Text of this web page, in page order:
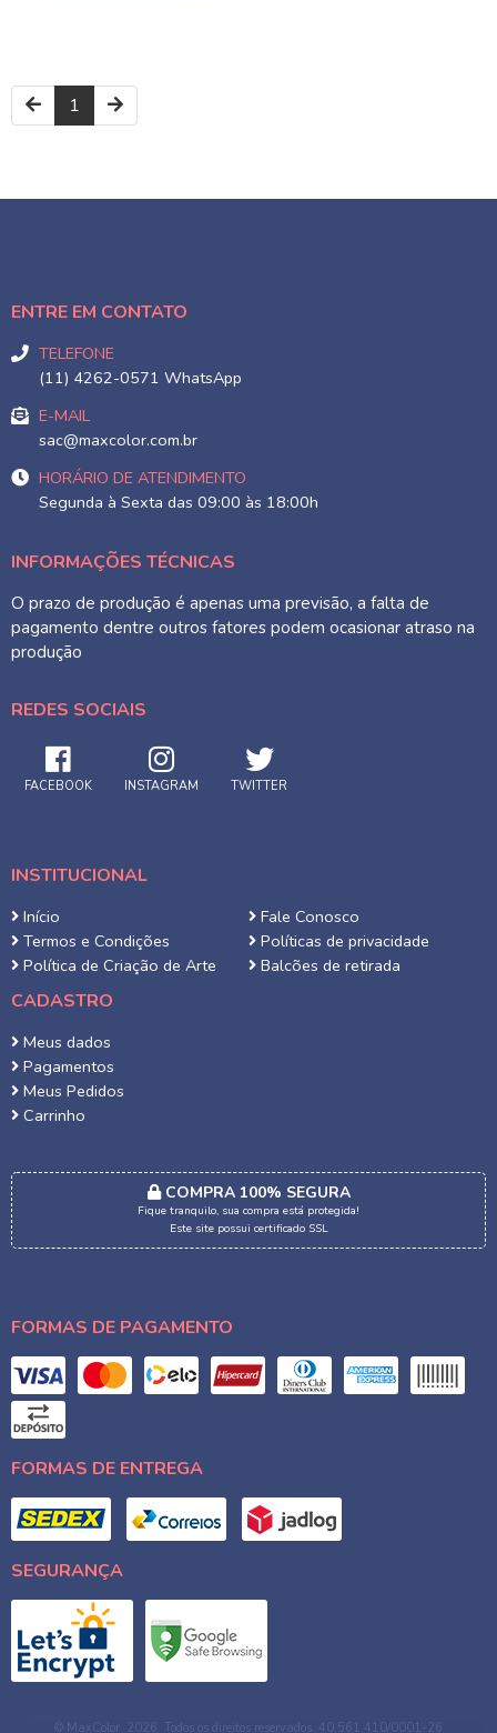
1
ENTRE EM CONTATO
TELEFONE
(11) 4262-0571 WhatsApp
E-MAIL
sac@maxcolor.com.br
HORÁRIO DE ATENDIMENTO
Segunda à Sexta das 09:00 às 18:00h
INFORMAÇÕES TÉCNICAS
O prazo de produção é apenas uma previsão, a falta de
pagamento dentre outros fatores podem ocasionar atraso na
produção
REDES SOCIAIS
FACEBOOK INSTAGRAM TWITTER
INSTITUCIONAL
Início
Fale Conosco
Termos e Condições
Políticas de privacidade
Política de Criação de Arte
Balcões de retirada
CADASTRO
Meus dados
Pagamentos
Meus Pedidos
Carrinho
COMPRA 100% SEGURA
Fique tranquilo, sua compra está protegida!
Este site possui certificado SSL
FORMAS DE PAGAMENTO
FORMAS DE ENTREGA
SEGURANÇA
© MaxColor. 2026. Todos os direitos reservados. 40.561.410/0001-26